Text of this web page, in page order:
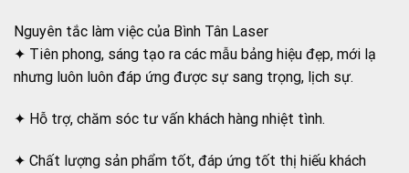
Nguyên tắc làm việc của Bình Tân Laser
✦ Tiên phong, sáng tạo ra các mẫu bảng hiệu đẹp, mới lạ
nhưng luôn luôn đáp ứng được sự sang trọng, lịch sự.
✦ Hỗ trợ, chăm sóc tư vấn khách hàng nhiệt tình.
✦ Chất lượng sản phẩm tốt, đáp ứng tốt thị hiếu khách